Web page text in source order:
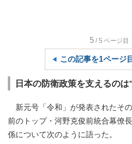
5 /5 ページ目
この記事を1ページ
日本の防衛政策を支えるの
新元号「令和」が発表されたそ
前のトップ・河野克俊前統合幕僚
係について次のように語った。